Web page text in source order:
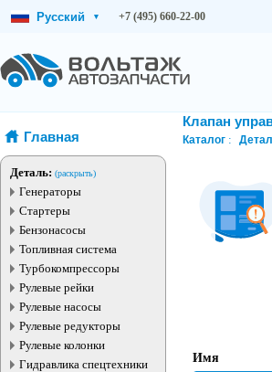
Русский ▾ +7 (495) 660-22-00
Главная
Деталь: (раскрыть)
Генераторы
Стартеры
Бензонасосы
Топливная система
Турбокомпрессоры
Рулевые рейки
Рулевые насосы
Рулевые редукторы
Рулевые колонки
Гидравлика спецтехники
Клапан
Каталог
Имя